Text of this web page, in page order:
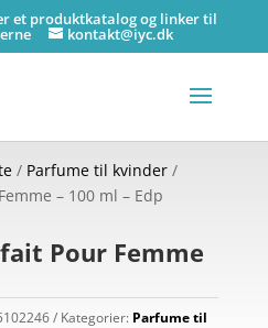
et produktkatalog og linker til
kontakt@iyc.dk
/ Parfume til kvinder/
– 100 ml – Edp
Pour Femme
Kategorier: Parfume til